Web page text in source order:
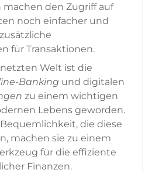
machen den Zugriff auf
noch einfacher und
für Transaktionen.
Welt ist die
Banking und digitalen
zu einem wichtigen
Lebens geworden.
die diese
machen sie zu einem
für die effiziente
Finanzen.